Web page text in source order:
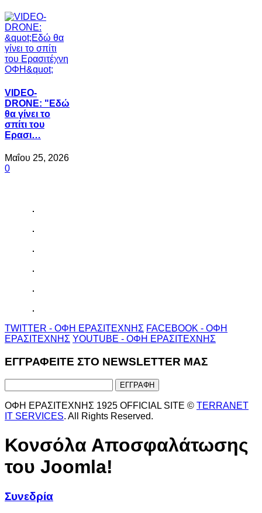
VIDEO-
DRONE: "Εδώ
θα γίνει το
σπίτι του
Ερασι…
Μαΐου 25, 2026
0
TWITTER - ΟΦΗ ΕΡΑΣΙΤΕΧΝΗΣ FACEBOOK - ΟΦΗ
ΕΡΑΣΙΤΕΧΝΗΣ YOUTUBE - ΟΦΗ ΕΡΑΣΙΤΕΧΝΗΣ
ΕΓΓΡΑΦΕΙΤΕ ΣΤΟ NEWSLETTER ΜΑΣ
ΟΦΗ ΕΡΑΣΙΤΕΧΝΗΣ 1925 OFFICIAL SITE © TERRANET
IT SERVICES. All Rights Reserved.
Κονσόλα Αποσφαλάτωσης
του Joomla!
Συνεδρία